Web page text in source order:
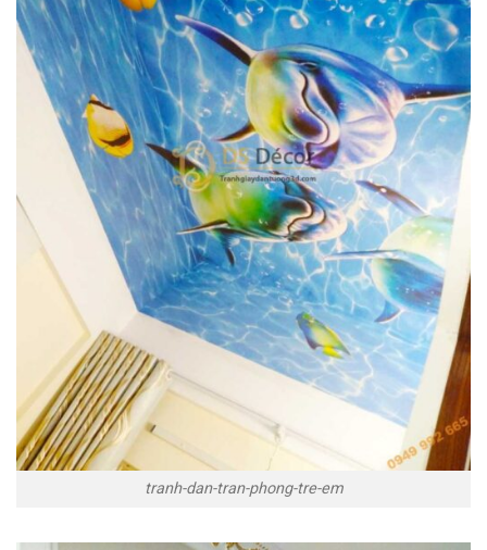
tranh-dan-tran-phong-tre-em